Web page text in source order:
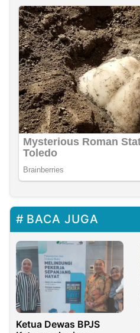
BACA JUGA
Ketua Dewas BPJS